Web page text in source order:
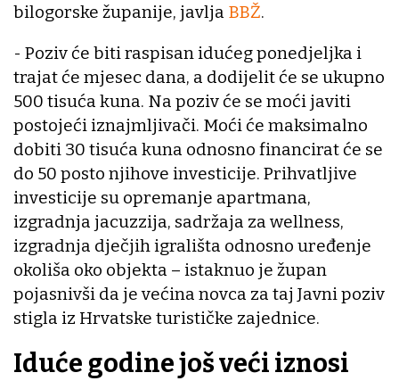
bilogorske županije, javlja BBŽ.
- Poziv će biti raspisan idućeg ponedjeljka i
trajat će mjesec dana, a dodijelit će se ukupno
500 tisuća kuna. Na poziv će se moći javiti
postojeći iznajmljivači. Moći će maksimalno
dobiti 30 tisuća kuna odnosno financirat će se
do 50 posto njihove investicije. Prihvatljive
investicije su opremanje apartmana,
izgradnja jacuzzija, sadržaja za wellness,
izgradnja dječjih igrališta odnosno uređenje
okoliša oko objekta – istaknuo je župan
pojasnivši da je većina novca za taj Javni poziv
stigla iz Hrvatske turističke zajednice.
Iduće godine još veći iznosi